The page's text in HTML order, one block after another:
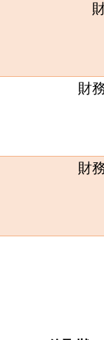
財
財